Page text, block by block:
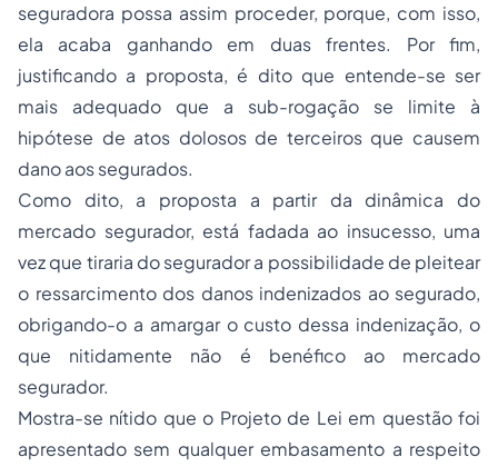
seguradora possa assim proceder, porque, com isso,
ela acaba ganhando em duas frentes. Por fim,
justificando a proposta, é dito que entende-se ser
mais adequado que a sub-rogação se limite à
hipótese de atos dolosos de terceiros que causem
dano aos segurados.
Como dito, a proposta a partir da dinâmica do
mercado segurador, está fadada ao insucesso, uma
vez que tiraria do segurador a possibilidade de pleitear
o ressarcimento dos danos indenizados ao segurado,
obrigando-o a amargar o custo dessa indenização, o
que nitidamente não é benéfico ao mercado
segurador.
Mostra-se nítido que o Projeto de Lei em questão foi
apresentado sem qualquer embasamento a respeito